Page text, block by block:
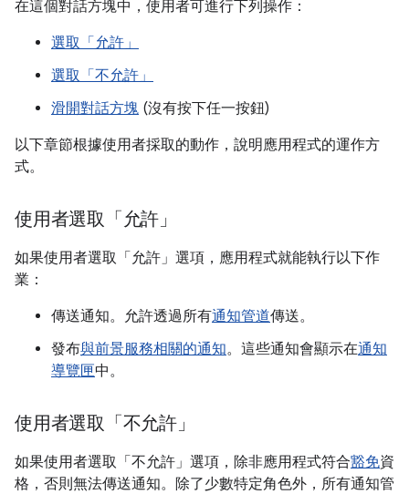
在這個對話方塊中，使用者可進行下列操作：
選取「允許」
選取「不允許」
滑開對話方塊 (沒有按下任一按鈕)
以下章節根據使用者採取的動作，說明應用程式的運作方
式。
使用者選取「允許」
如果使用者選取「允許」 選項，應用程式就能執行以下作
業：
傳送通知。允許透過所有通知管道傳送。
發布與前景服務相關的通知。這些通知會顯示在通知
導覽匣中。
使用者選取「不允許」
如果使用者選取「不允許」 選項，除非應用程式符合豁免資
格，否則無法傳送通知。除了少數特定角色外，所有通知管